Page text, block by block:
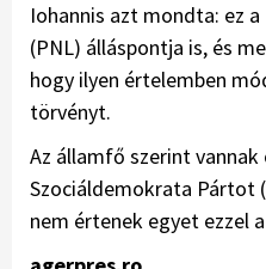
Iohannis azt mondta: ez
(PNL) álláspontja is, és
hogy ilyen értelemben
törvényt.
Az államfő szerint
Szociáldemokrata Pártot
nem értenek egyet ezzel